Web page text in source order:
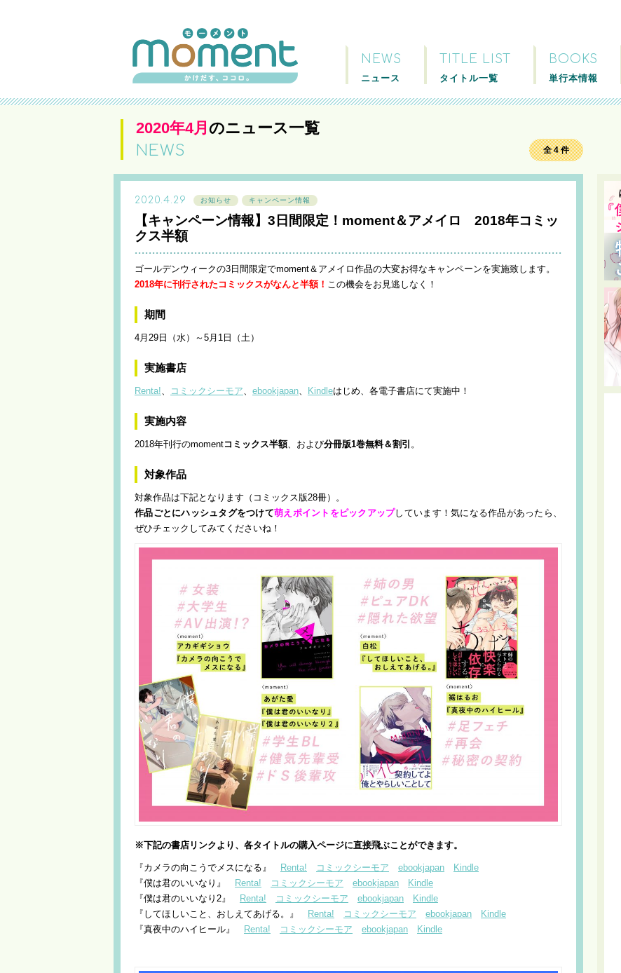
NEWS
ニュース
TITLE LIST
タイトル一覧
BOOKS
単行本情報
2020年4月 のニュース一覧
NEWS 全 4 件
2020.4.29 お知らせ キャンペーン情報
【キャンペーン情報】3日間限定！moment＆アメイロ 2018年コミッ
クス半額
ゴールデンウィークの3日間限定でmoment＆アメイロ作品の大変お得なキャンペーンを実施致します。
2018年に刊行されたコミックスがなんと半額！ この機会をお見逃しなく！
期間
4月29日（水）～5月1日（土）
実施書店
Renta!、 コミックシーモア、 ebookjapan、 Kindleはじめ、各電子書店にて実施中！
実施内容
2018年刊行のmomentコミックス半額、および分冊版1巻無料＆割引 。
対象作品
対象作品は下記となります（コミックス版28冊）。
作品ごとにハッシュタグをつけて萌えポイントをピックアップしています！気になる作品があったら、
ぜひチェックしてみてくださいね！
※下記の書店リンクより、各タイトルの購入ページに直接飛ぶことができます。
『カメラの向こうでメスになる』 Renta! コミックシーモア ebookjapan
Kindle
『僕は君のいいなり』 Renta! コミックシーモア ebookjapan
Kindle
『僕は君のいいなり2』 Renta! コミックシーモア ebookjapan
Kindle
『してほしいこと、おしえてあげる。』 Renta! コミックシーモア ebookjapan
Kindle
『真夜中のハイヒール』 Renta! コミックシーモア ebookjapan Kindle